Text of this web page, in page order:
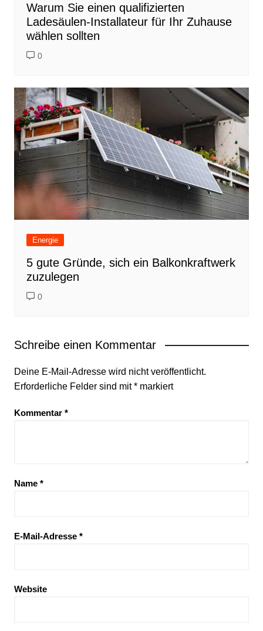
Warum Sie einen qualifizierten
Ladesäulen-Installateur für Ihr Zuhause
wählen sollten
0
Energie
5 gute Gründe, sich ein Balkonkraftwerk
zuzulegen
0
Schreibe einen Kommentar
Deine E-Mail-Adresse wird nicht veröffentlicht.
Erforderliche Felder sind mit*markiert
Kommentar *
Name *
E-Mail-Adresse *
Website